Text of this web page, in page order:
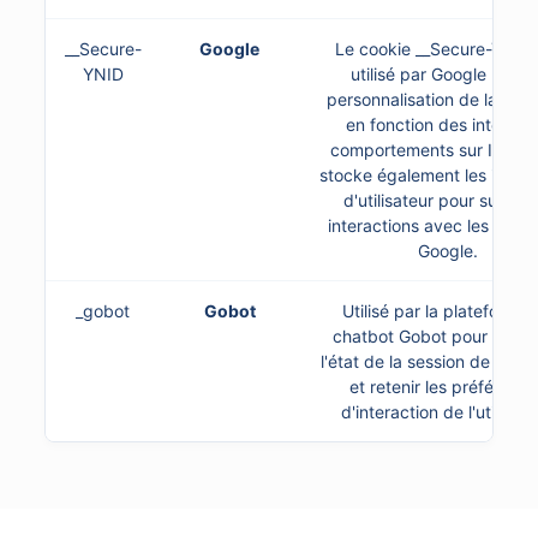
__Secure-
YNID
Google
Le cookie __Secure-YNID
utilisé par Google pour
personnalisation de la
en fonction des intérêts
comportements sur
stocke également les
d'utilisateur pour suivre
interactions avec les
Google.
_gobot Gobot
Utilisé par la plateforme
chatbot Gobot pour
l'état de la session de
et retenir les
d'interaction de